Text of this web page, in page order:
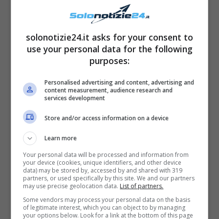
suo concerto, che le ha ovviamente
tutti i presenti. “E’ stato bello tornare sul
“, ha così scritto la Molino, “
solonotizie24.it asks for your consent to
use your personal data for the following
purposes:
Personalised advertising and content, advertising and
content measurement, audience research and
services development
Store and/or access information on a device
Learn more
Your personal data will be processed and information from
your device (cookies, unique identifiers, and other device
data) may be stored by, accessed by and shared with 319
partners, or used specifically by this site. We and our partners
may use precise geolocation data. List of partners.
Some vendors may process your personal data on the basis
of legitimate interest, which you can object to by managing
your options below. Look for a link at the bottom of this page